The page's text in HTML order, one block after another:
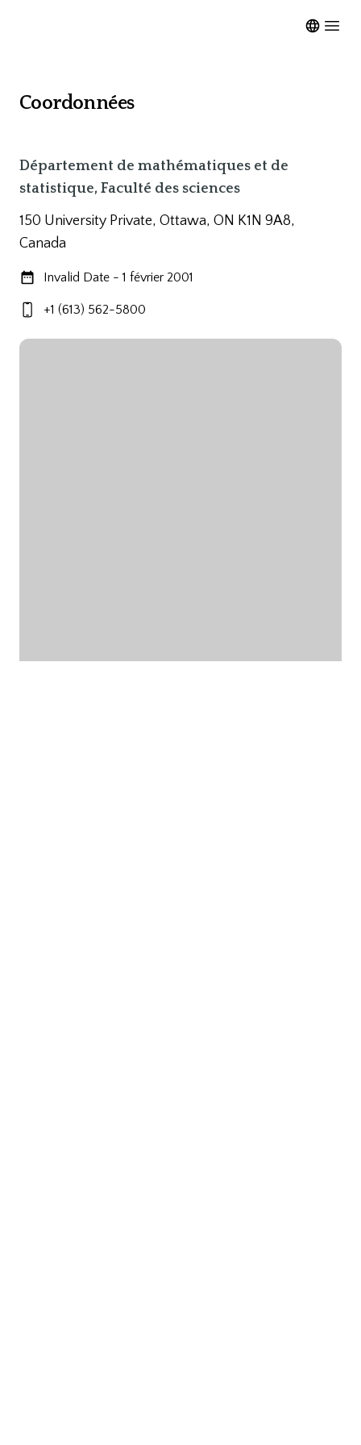
Open
Coordonnées
Département de mathématiques et de
statistique, Faculté des sciences
150 University Private, Ottawa, ON K1N 9A8,
Canada
Invalid Date - 1 février 2001
+1 (613) 562-5800